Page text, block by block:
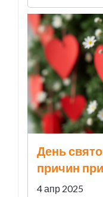
День
причин
4 апр 2025